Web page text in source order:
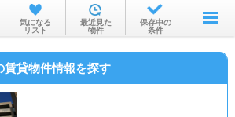
お部屋を探す
沿線・駅から
気になる
リスト
最近見た
物件
保存中の
条件
賃貸物件情報を探す